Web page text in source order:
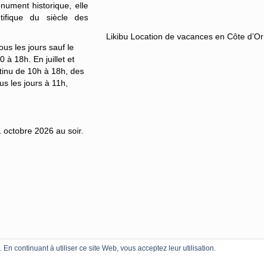
historique, elle
du siècle des
les jours sauf le
à 18h. En juillet et
de 10h à 18h, des
les jours à 11h,
2026 au soir.
Likibu Location de vacances en Côte d’Or
continuant à utiliser ce site Web, vous acceptez leur utilisation.